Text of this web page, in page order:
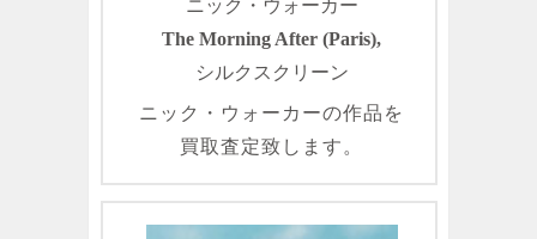
ニック・ウォーカー
The Morning After (Paris),
シルクスクリーン
ニック・ウォーカーの作品を
買取査定致します。